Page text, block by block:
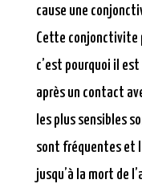
cause une
Cette conjonctivite
c’est pourquoi il
après un contact
les plus sensibles
sont fréquentes et
jusqu’à la mort de